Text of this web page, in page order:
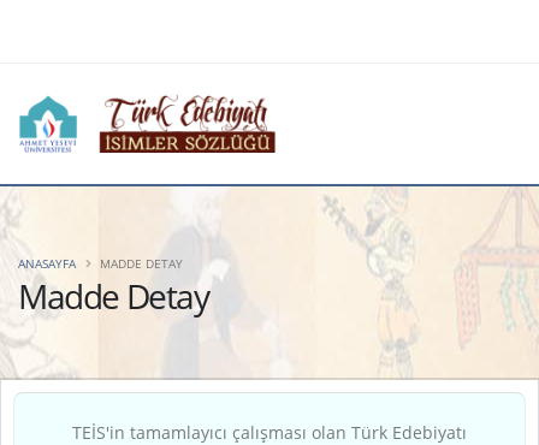
Madde Detay
ANASAYFA MADDE DETAY
TEİS'in tamamlayıcı çalışması olan Türk Edebiyatı